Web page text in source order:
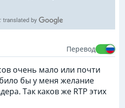
Перевод
очень мало или почти
бы у меня желание
Так каков же RTP этих